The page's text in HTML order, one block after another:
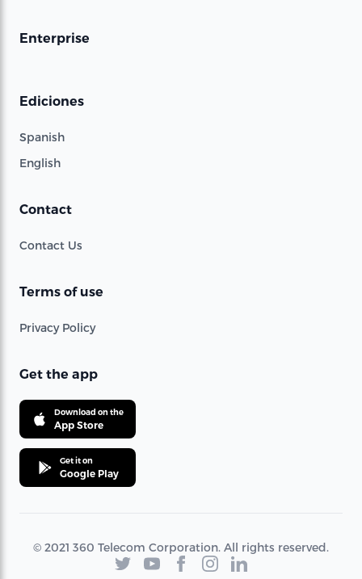
Enterprise
Ediciones
Spanish
English
Contact
Contact Us
Terms of use
Privacy Policy
Get the app
Download on the
App Store
Get it on
Google Play
© 2021 360 Telecom Corporation. All rights reserved.